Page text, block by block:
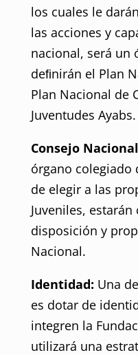
los cuales le
las acciones y
nacional, será un
deﬁnirán el Plan
Plan Nacional de
Juventudes Ayabs.
Consejo
órgano colegiado
de elegir a las
Juveniles,
disposición y
Nacional.
Identidad: Una
es dotar de
integren la
utilizará una